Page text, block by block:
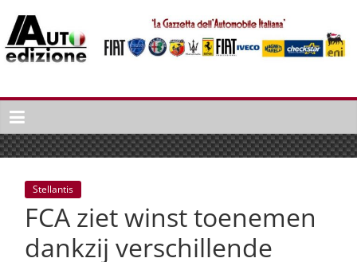
naar
inhoud
Auto
Edizione
La
Gazetta
dell'Automobile
Italiana
Italiaans
autonieuws
Stellantis
FCA ziet winst toenemen
dankzij verschillende